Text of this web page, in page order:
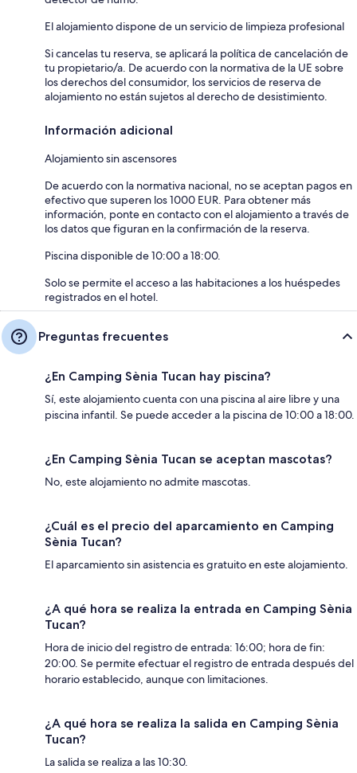
El alojamiento dispone de un servicio de limpieza profesional
Si cancelas tu reserva, se aplicará la política de cancelación de
tu propietario/a. De acuerdo con la normativa de la UE sobre
los derechos del consumidor, los servicios de reserva de
alojamiento no están sujetos al derecho de desistimiento.
Información adicional
Alojamiento sin ascensores
De acuerdo con la normativa nacional, no se aceptan pagos en
efectivo que superen los 1000 EUR. Para obtener más
información, ponte en contacto con el alojamiento a través de
los datos que figuran en la confirmación de la reserva.
Piscina disponible de 10:00 a 18:00.
Solo se permite el acceso a las habitaciones a los huéspedes
registrados en el hotel.
Preguntas frecuentes
¿En Camping Sènia Tucan hay piscina?
Sí, este alojamiento cuenta con una piscina al aire libre y una
piscina infantil. Se puede acceder a la piscina de 10:00 a 18:00.
¿En Camping Sènia Tucan se aceptan mascotas?
No, este alojamiento no admite mascotas.
¿Cuál es el precio del aparcamiento en Camping
Sènia Tucan?
El aparcamiento sin asistencia es gratuito en este alojamiento.
¿A qué hora se realiza la entrada en Camping Sènia
Tucan?
Hora de inicio del registro de entrada: 16:00; hora de fin:
20:00. Se permite efectuar el registro de entrada después del
horario establecido, aunque con limitaciones.
¿A qué hora se realiza la salida en Camping Sènia
Tucan?
La salida se realiza a las 10:30.